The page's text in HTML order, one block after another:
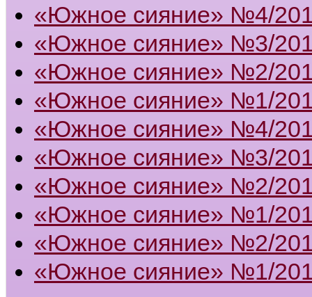
«Южное сияние» №4/
«Южное сияние» №3/
«Южное сияние» №2/
«Южное сияние» №1/
«Южное сияние» №4/
«Южное сияние» №3/
«Южное сияние» №2/
«Южное сияние» №1/
«Южное сияние» №2/
«Южное сияние» №1/